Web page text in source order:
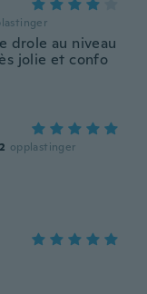
drole au niveau
jolie et confo
opplastinger